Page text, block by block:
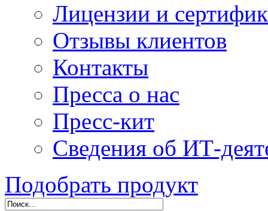
Лицензии и
Отзывы клиентов
Контакты
Пресса о нас
Пресс-кит
Сведения об ИТ-
Подобрать продукт